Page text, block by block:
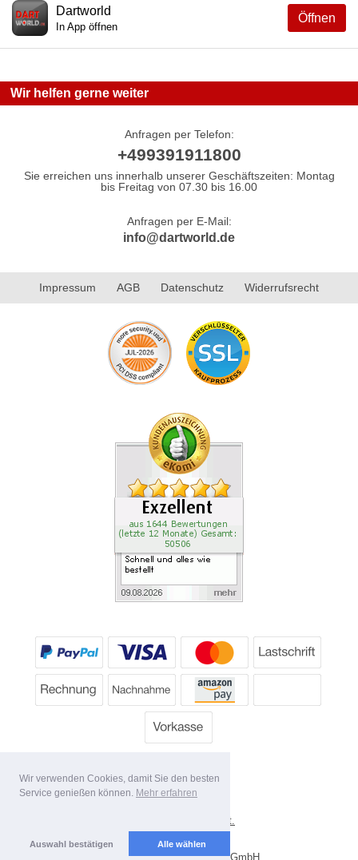
Wir verwenden Cookies, damit Sie den besten
Service genießen können. Mehr erfahren
Auswahl bestätigen Alle wählen
Öffnen
Dartworld
In App öffnen
Wir helfen gerne weiter
Anfragen per Telefon:
+499391911800
Sie erreichen uns innerhalb unserer Geschäftszeiten: Montag
bis Freitag von 07.30 bis 16.00
Anfragen per E-Mail:
info@dartworld.de
Impressum AGB Datenschutz Widerrufsrecht
Alle Preise inkl. MwSt.
Lieferbedingungen
Copyright 2026 by Dartpoint GmbH